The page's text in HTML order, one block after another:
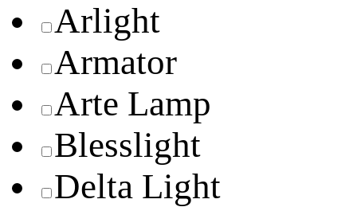
Arlight
Armator
Arte Lamp
Blesslight
Delta Light